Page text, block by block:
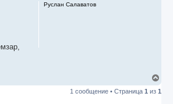
Руслан Салаватов
р
1 сообщение • Страница 1 из 1